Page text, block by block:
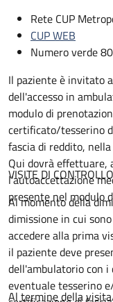
Rete CUP
CUP WEB
Numero verde
Il paziente è invitato
dell'accesso in
modulo di
certificato/tesserino
fascia di reddito,
Qui dovrà
l'autoaccettazione
presente nel modulo
VISITE DI
Al momento della
dimissione in cui
accedere alla prima
il paziente deve
dell'ambulatorio con
eventuale tesserino
Al termine della